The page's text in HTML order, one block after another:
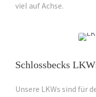
viel auf Achse.
Schlossbecks
Unsere LKWs sind für